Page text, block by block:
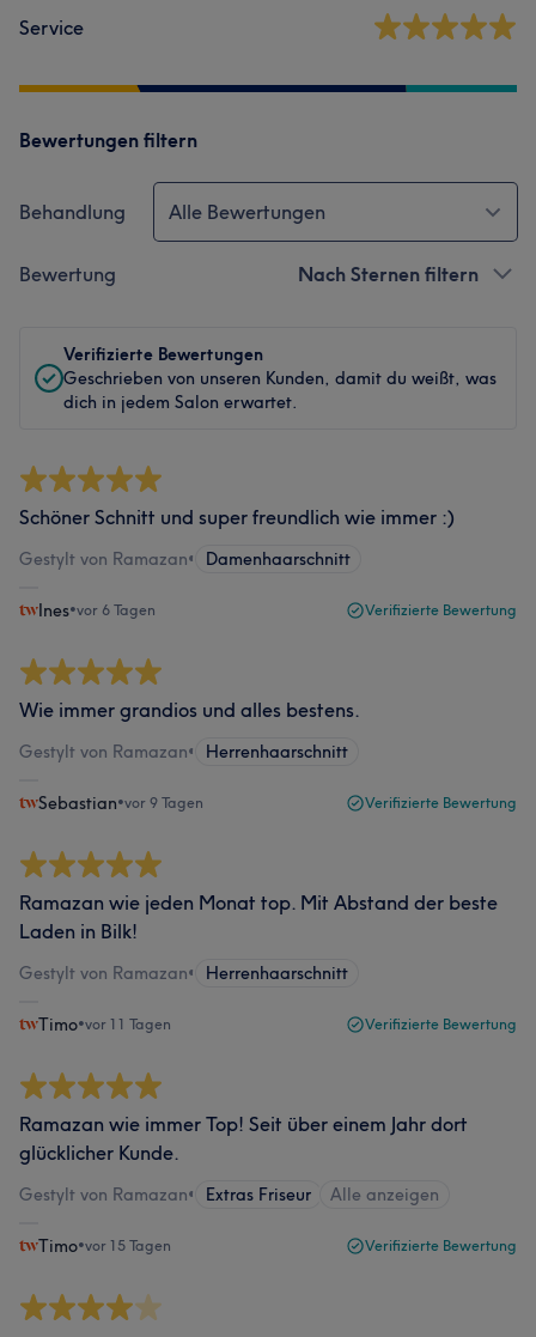
Service
Bewertungen filtern
Behandlung Alle Bewertungen
Bewertung Nach Sternen filtern
Verifizierte Bewertungen
Geschrieben von unseren Kunden, damit du weißt, was
dich in jedem Salon erwartet.
Schöner Schnitt und super freundlich wie immer :)
Gestylt von Ramazan• Damenhaarschnitt
Ines•vor 6 Tagen Verifizierte Bewertung
Wie immer grandios und alles bestens.
Gestylt von Ramazan• Herrenhaarschnitt
Sebastian•vor 9 Tagen Verifizierte Bewertung
Ramazan wie jeden Monat top. Mit Abstand der beste
Laden in Bilk!
Gestylt von Ramazan• Herrenhaarschnitt
Timo•vor 11 Tagen Verifizierte Bewertung
Ramazan wie immer Top! Seit über einem Jahr dort
glücklicher Kunde.
Gestylt von Ramazan• Extras Friseur Alle anzeigen
Timo•vor 15 Tagen Verifizierte Bewertung